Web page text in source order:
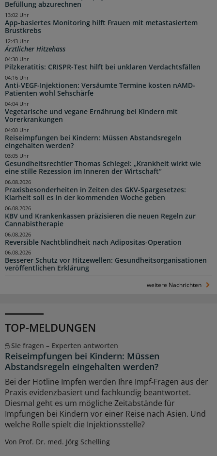
Befüllung abzurechnen
App-basiertes Monitoring hilft Frauen mit metastasiertem
Brustkrebs
13:02 Uhr
Ärztlicher Hitzehass
12:43 Uhr
Pilzkeratitis: CRISPR-Test hilft bei unklaren Verdachtsfällen
04:30 Uhr
Anti-VEGF-Injektionen: Versäumte Termine kosten nAMD-
Patienten wohl Sehschärfe
04:16 Uhr
Vegetarische und vegane Ernährung bei Kindern mit
Vorerkrankungen
04:04 Uhr
Reiseimpfungen bei Kindern: Müssen Abstandsregeln
eingehalten werden?
04:00 Uhr
Gesundheitsrechtler Thomas Schlegel: „Krankheit wirkt wie
eine stille Rezession im Inneren der Wirtschaft“
03:05 Uhr
Praxisbesonderheiten in Zeiten des GKV-Spargesetzes:
Klarheit soll es in der kommenden Woche geben
06.08.2026
KBV und Krankenkassen präzisieren die neuen Regeln zur
Cannabistherapie
06.08.2026
Reversible Nachtblindheit nach Adipositas-Operation
06.08.2026
Besserer Schutz vor Hitzewellen: Gesundheitsorganisationen
veröffentlichen Erklärung
06.08.2026
weitere Nachrichten
TOP-MELDUNGEN
Sie fragen – Experten antworten
Reiseimpfungen bei Kindern: Müssen
Abstandsregeln eingehalten werden?
Bei der Hotline Impfen werden Ihre Impf-Fragen aus der
Praxis evidenzbasiert und fachkundig beantwortet.
Diesmal geht es um mögliche Zeitabstände für
Impfungen bei Kindern vor einer Reise nach Asien. Und
welche Rolle spielt die Injektionsstelle?
Von Prof. Dr. med. Jörg Schelling